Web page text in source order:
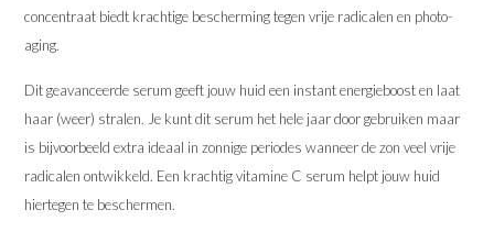
concentraat biedt krachtige bescherming tegen vrije radicalen en photo-
aging.
Dit geavanceerde serum geeft jouw huid een instant energieboost en laat
haar (weer) stralen. Je kunt dit serum het hele jaar door gebruiken maar
is bijvoorbeeld extra ideaal in zonnige periodes wanneer de zon veel vrije
radicalen ontwikkeld. Een krachtig vitamine C serum helpt jouw huid
hiertegen te beschermen.